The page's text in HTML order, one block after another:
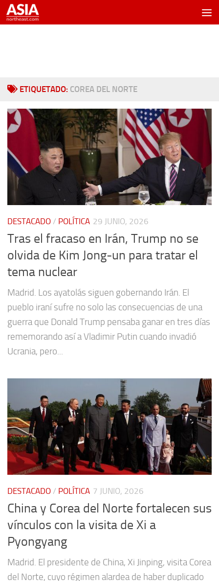
Saltar al contenido
ETIQUETADO: COREA DEL NORTE
DESTACADO / POLÍTICA 29 JUNIO, 2026
Tras el fracaso en Irán, Trump no se
olvida de Kim Jong-un para tratar el
tema nuclear
Madrid. Los ayatolás siguen gobernando Irán. El
pueblo iraní sufre no solo las consecuencias de una
guerra que Donald Trump pensaba ganar en tres días
rememorando así a Vladimir Putin cuando invadió
Ucrania, pero...
DESTACADO / POLÍTICA 7 JUNIO, 2026
China y Corea del Norte fortalecen sus
vínculos con la visita de Xi a
Pyongyang
Madrid. El presidente de China, Xi Jinping, visita Corea
del Norte, cuyo régimen alardea de haber duplicado